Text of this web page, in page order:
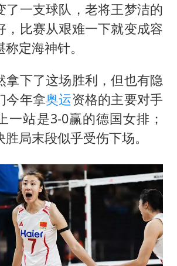
了一支球队，老将王梦洁的
，比赛从艰难一下就变成容
定海神针。
拿下了这场胜利，但也有隐
今年拿奥运资格的主要对手
一站是3-0赢的德国女排；
局末段似乎受伤下场。